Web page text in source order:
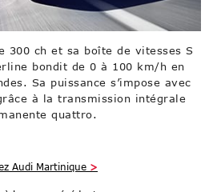
300 ch et sa boîte de vitesses S
bondit de 0 à 100 km/h en
Sa puissance s’impose avec
à la transmission intégrale
quattro.
Audi Martinique >